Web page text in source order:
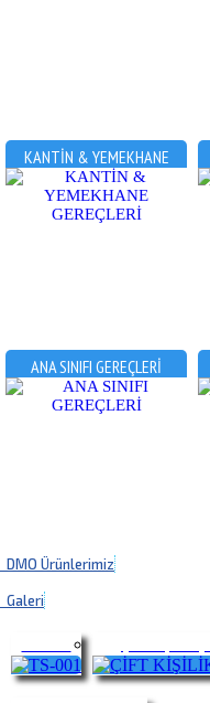
KANTİN & YEMEKHANE
GEREÇLERİ
ANA SINIFI GEREÇLERİ
DMO Ürünlerimiz
Galeri